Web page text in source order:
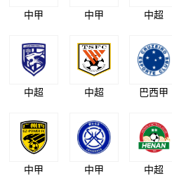
中甲 中甲 中超
中超 中超 巴西甲
中甲 中甲 中超